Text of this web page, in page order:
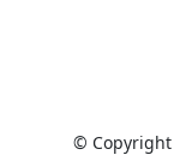
© Copyright